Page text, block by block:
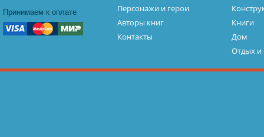
Принимаем к оплате
Персонажи и герои
Авторы книг
Контакты
Книги
Дом
Отдых и